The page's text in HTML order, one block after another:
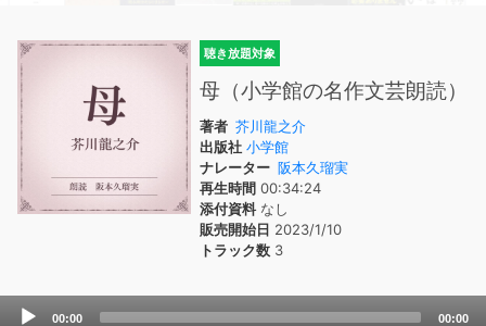
聴き放題対象
母（小学館の名作文芸朗読）
著者 芥川龍之介
出版社 小学館
ナレーター 阪本久瑠実
再生時間 00:34:24
添付資料なし
販売開始日 2023/1/10
トラック数 3
Audio
00:00 00:00